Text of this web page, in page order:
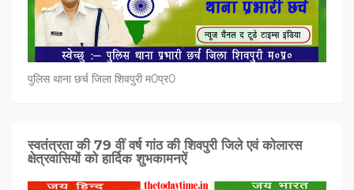
पुलिस थाना छर्च जिला शिवपुरी म0प्र0
स्वतंत्रता की 79 वीं वर्ष गांठ की शिवपुरी जिले एवं कोलारस
क्षेत्रवासियों को हार्दिक शुभकामनऐं